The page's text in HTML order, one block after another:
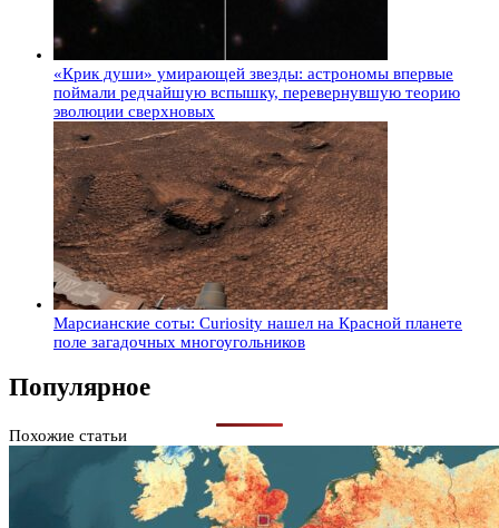
«Крик души» умирающей звезды: астрономы впервые
поймали редчайшую вспышку, перевернувшую теорию
эволюции сверхновых
Марсианские соты: Curiosity нашел на Красной планете
поле загадочных многоугольников
Популярное
Похожие статьи